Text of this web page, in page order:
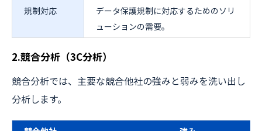
規制対応
データ保護規制に対応するためのソリ
ューションの需要。
2.競合分析（3C分析）
競合分析では、主要な競合他社の強みと弱みを洗い出し
分析します。